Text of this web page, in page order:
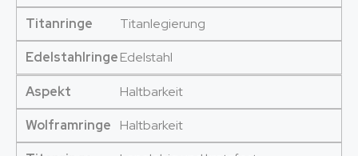
Titanringe
Titanlegierung
EdelstahlringeEdelstahl
Aspekt
Haltbarkeit
Wolframringe
Haltbarkeit